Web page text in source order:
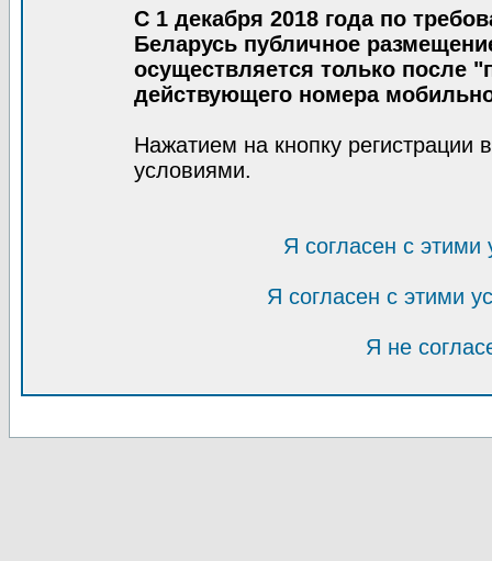
С 1 декабря 2018 года по
Беларусь публичное
осуществляется только после
действующего номера
Нажатием на кнопку регистрации
условиями.
Я согласен с
Я согласен с этими
Я не